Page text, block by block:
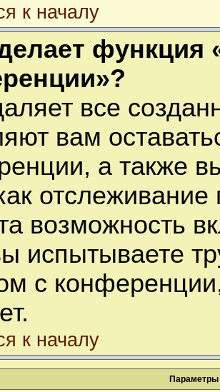
к началу
функция
все
вам
а также
возможность
испытываете
с
к началу
Параметры